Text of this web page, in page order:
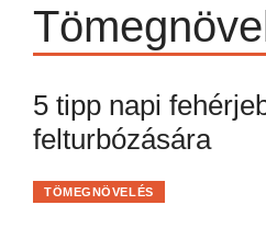
5 tipp napi
felturbózására
TÖMEGNÖVELÉS